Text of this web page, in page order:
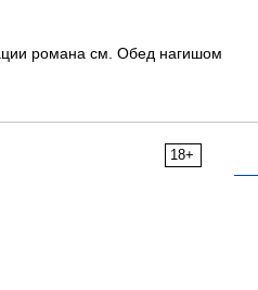
романа см. Обед нагишом
18+